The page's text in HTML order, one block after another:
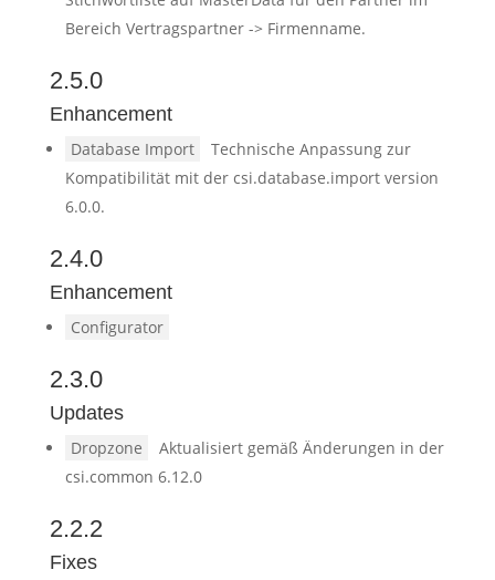
Bereich Vertragspartner -> Firmenname.
2.5.0
Enhancement
Database Import
Technische Anpassung zur
Kompatibilität mit der csi.database.import version
6.0.0.
2.4.0
Enhancement
Configurator
2.3.0
Updates
Dropzone
Aktualisiert gemäß Änderungen in der
csi.common 6.12.0
2.2.2
Fixes